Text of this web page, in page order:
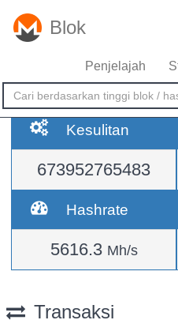
Blok
Penjelajah
Kesulitan
673952765483
Hashrate
5616.3 Mh/s
Transaksi